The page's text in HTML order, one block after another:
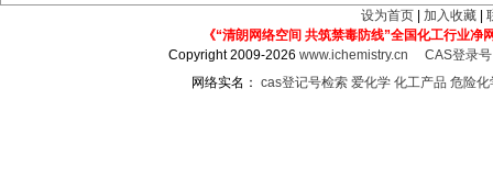
设为首页 加入收藏
《“清朗网络空间 共筑禁毒防线”全国化工行业净
Copyright 2009-2026www.ichemistry.cn
CAS登录
网络实名： cas登记号检索 爱化学 化工产品 危险化